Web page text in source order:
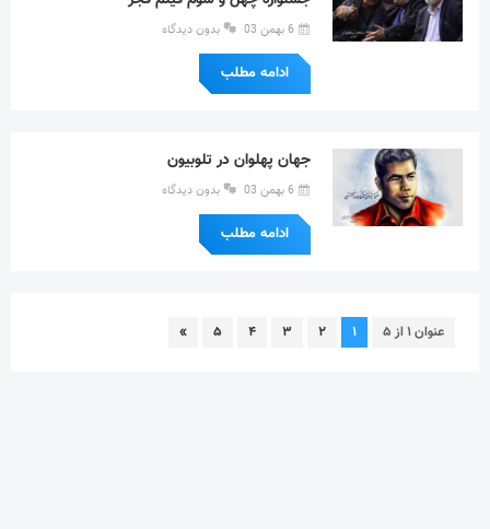
6 بهمن 03 بدون دیدگاه
ادامه مطلب
جهان پهلوان در تلوبیون
6 بهمن 03 بدون دیدگاه
ادامه مطلب
عنوان ۱ از ۵ ۱ ۲ ۳ ۴ ۵ »